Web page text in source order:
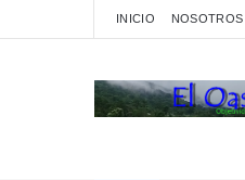
INICIO NOSOTROS